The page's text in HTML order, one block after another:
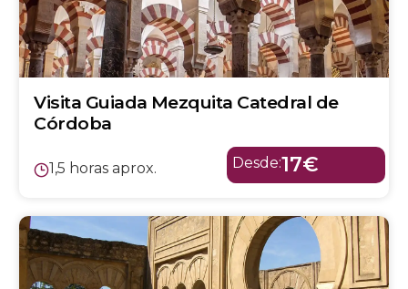
Visita Guiada Mezquita Catedral de
Córdoba
1,5 horas aprox. Desde:17€